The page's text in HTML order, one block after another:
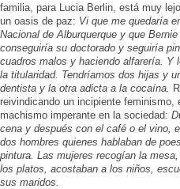
familia, para Lucia Berlin, está muy
un oasis de paz: Vi que me quedaría
Nacional de Alburquerque y que Bernie
conseguiría su doctorado y seguiría
cuadros malos y haciendo alfarería. Y
la titularidad. Tendríamos dos hijas y
dentista y la otra adicta a la cocaína.
reivindicando un incipiente feminismo,
machismo imperante en la sociedad:
cena y después con el café o el vino,
dos hombres quienes hablaban de
pintura. Las mujeres recogían la
los platos, acostaban a los niños,
sus maridos.